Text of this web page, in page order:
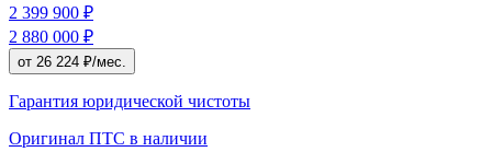
2 399 900 ₽
2 880 000 ₽
от 26 224 ₽/мес.
Гарантия юридической чистоты
Оригинал ПТС в наличии